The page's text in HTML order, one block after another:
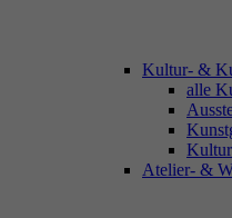
Kultur- &
alle
Atelier- &